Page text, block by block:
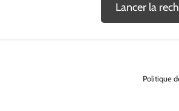
Lancer la
Politique